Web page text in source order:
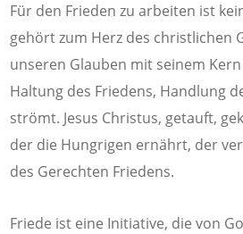
Für den Frieden zu arbeiten ist
gehört zum Herz des christlichen
unseren Glauben mit seinem
Haltung des Friedens, Handlung
strömt. Jesus Christus, getauft,
der die Hungrigen ernährt, der
des Gerechten Friedens.
Friede ist eine Initiative, die von